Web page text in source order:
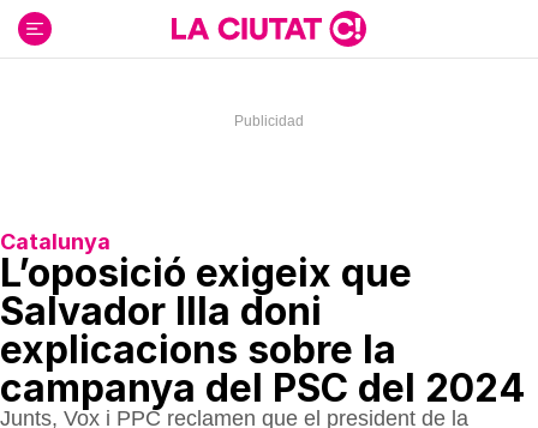
contenido
Catalunya
L’oposició exigeix que
Salvador Illa doni
explicacions sobre la
campanya del PSC del 2024
Junts, Vox i PPC reclamen que el president de la